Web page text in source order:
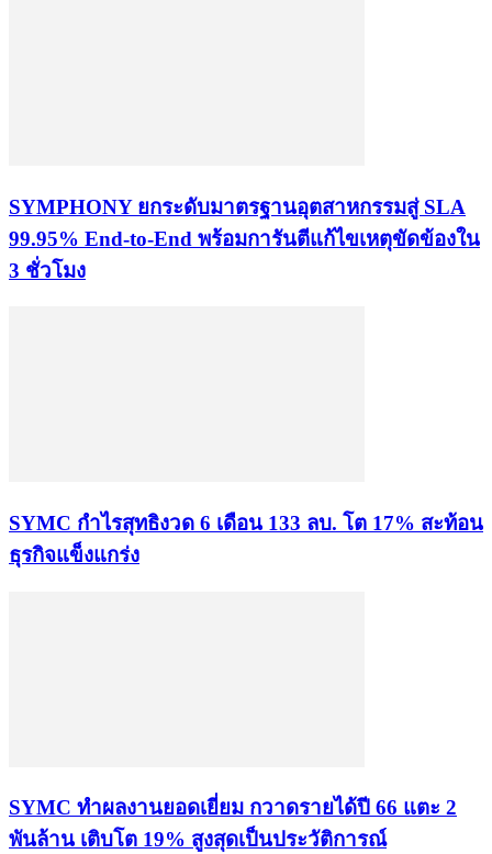
SYMPHONY ยกระดับมาตรฐานอุตสาหกรรมสู่ SLA
99.95% End-to-End พร้อมการันตีแก้ไขเหตุขัดข้องใน
3 ชั่วโมง
SYMC กำไรสุทธิงวด 6 เดือน 133 ลบ. โต 17% สะท้อน
ธุรกิจแข็งแกร่ง
SYMC ทำผลงานยอดเยี่ยม กวาดรายได้ปี 66 แตะ 2
พันล้าน เติบโต 19% สูงสุดเป็นประวัติการณ์